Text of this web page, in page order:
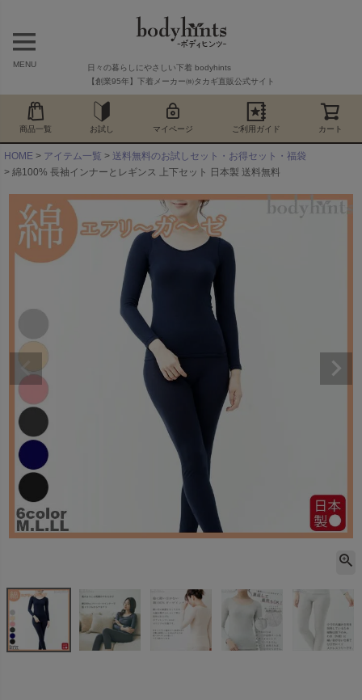
MENU
日々の暮らしにやさしい下着 bodyhints
【創業95年】下着メーカー㈱タカギ直販公式サイト
商品一覧 お試し マイページ ご利用ガイド カート
HOME アイテム一覧
送料無料のお試しセット・お得セット・福袋
綿100% 長袖インナーとレギンス 上下セット 日本製 送料無料